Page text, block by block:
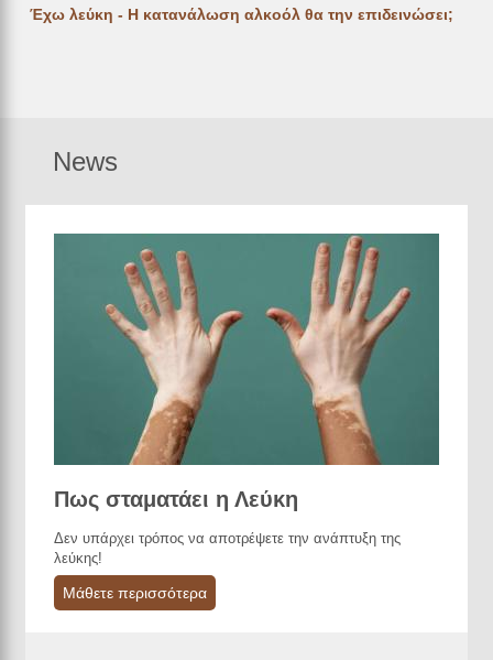
Έχω λεύκη - Η κατανάλωση αλκοόλ θα την επιδεινώσει;
News
Πως σταματάει η Λεύκη
Δεν υπάρχει τρόπος να αποτρέψετε την ανάπτυξη της
λεύκης!
Μάθετε περισσότερα